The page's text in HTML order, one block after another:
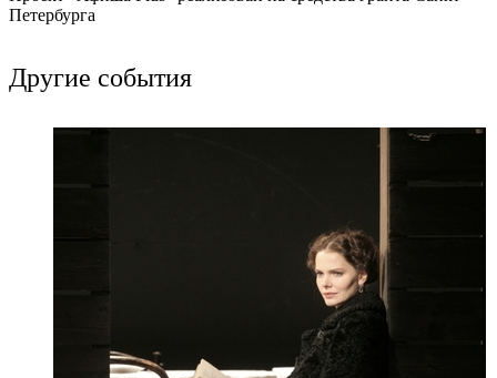
Петербурга
Другие события